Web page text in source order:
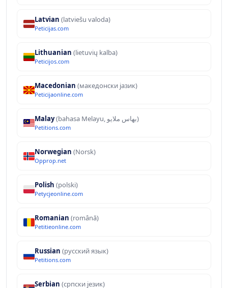
Latvian (latviešu valoda)
Peticijas.com
Lithuanian (lietuvių kalba)
Peticijos.com
Macedonian (македонски јазик)
Peticijaonline.com
Malay (bahasa Melayu, بهاس ملايو‎)
Petitions.com
Norwegian (Norsk)
Opprop.net
Polish (polski)
Petycjeonline.com
Romanian (română)
Petitieonline.com
Russian (русский язык)
Petitions.com
Serbian (српски језик)